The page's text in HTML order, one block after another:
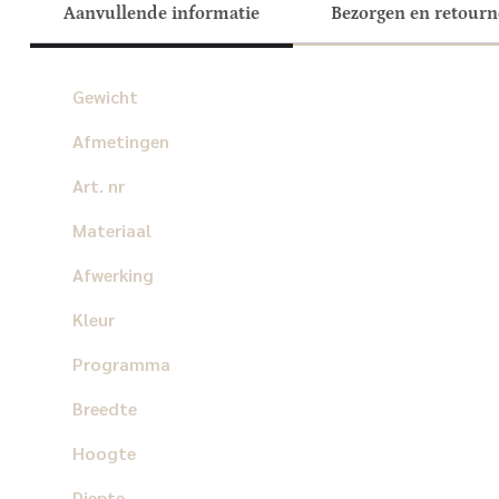
Aanvullende informatie Bezorgen en
Gewicht
Afmetingen
Art. nr
Materiaal
Afwerking
Kleur
Programma
Breedte
Hoogte